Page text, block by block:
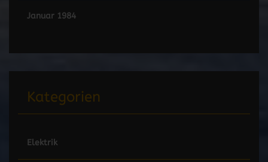
Januar 1984
Kategorien
Elektrik